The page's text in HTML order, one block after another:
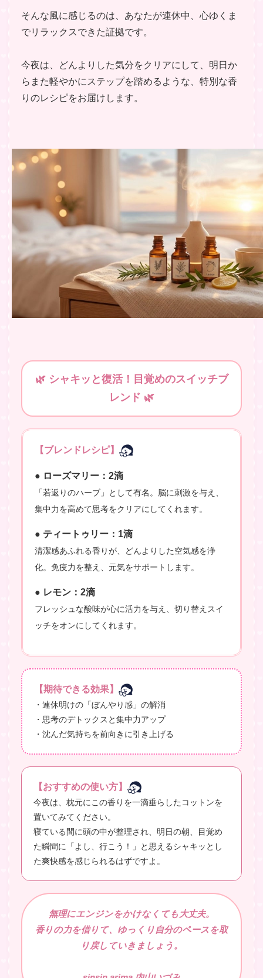
そんな風に感じるのは、あなたが連休中、心ゆくま
でリラックスできた証拠です。
今夜は、どんよりした気分をクリアにして、明日か
らまた軽やかにステップを踏めるような、特別な香
りのレシピをお届けします。
🌿 シャキッと復活！目覚めのスイッチブ
レンド 🌿
【ブレンドレシピ】
● ローズマリー：2滴
「若返りのハーブ」として有名。脳に刺激を与え、
集中力を高めて思考をクリアにしてくれます。
● ティートゥリー：1滴
清潔感あふれる香りが、どんよりした空気感を浄
化。免疫力を整え、元気をサポートします。
● レモン：2滴
フレッシュな酸味が心に活力を与え、切り替えスイ
ッチをオンにしてくれます。
【期待できる効果】
・連休明けの「ぼんやり感」の解消
・思考のデトックスと集中力アップ
・沈んだ気持ちを前向きに引き上げる
【おすすめの使い方】
今夜は、枕元にこの香りを一滴垂らしたコットンを
置いてみてください。
寝ている間に頭の中が整理され、明日の朝、目覚め
た瞬間に「よし、行こう！」と思えるシャキッとし
た爽快感を感じられるはずですよ。
無理にエンジンをかけなくても大丈夫。
香りの力を借りて、ゆっくり自分のペースを取
り戻していきましょう。